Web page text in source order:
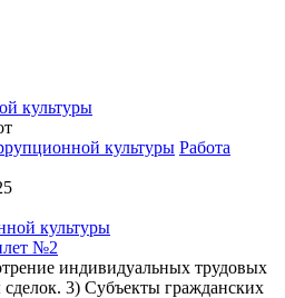
культуры
культуры Работа
№2
индивидуальных трудовых
3) Субъекты гражданских